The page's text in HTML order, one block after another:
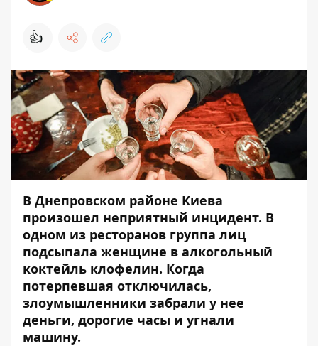
👍
В Днепровском районе Киева
произошел неприятный инцидент. В
одном из ресторанов группа лиц
подсыпала женщине в алкогольный
коктейль клофелин. Когда
потерпевшая отключилась,
злоумышленники забрали у нее
деньги, дорогие часы и угнали
машину.